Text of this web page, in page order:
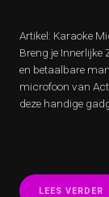
Artikel: Karaoke
Breng je Innerlijke
en betaalbare
microfoon van
deze handige
LEES VERDER